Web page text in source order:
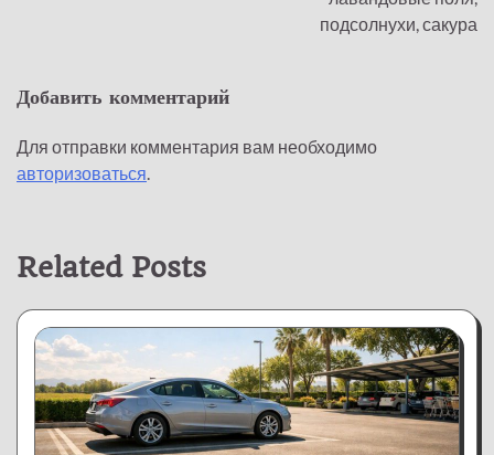
подсолнухи, сакура
Добавить комментарий
Для отправки комментария вам необходимо
авторизоваться.
Related Posts